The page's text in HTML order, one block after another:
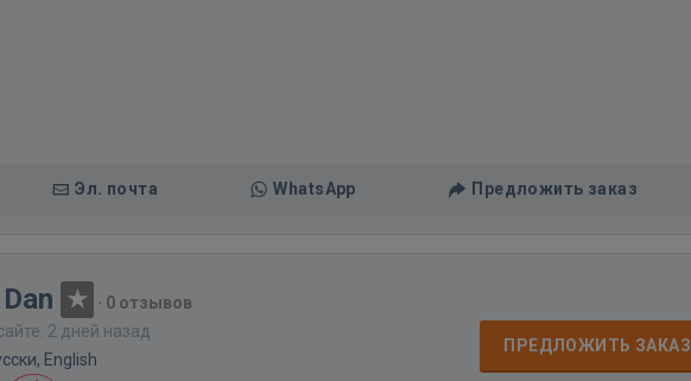
Эл. почта WhatsApp Предложить заказ
· 0 отзывов
2 дней назад
English
ПРЕДЛОЖИТЬ ЗАКАЗ